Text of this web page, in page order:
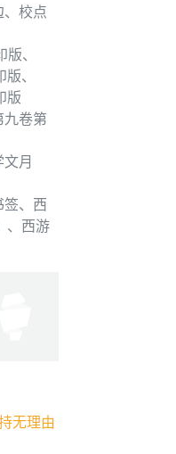
校点
、
、
版
卷第
月
、西
、西游
无理由